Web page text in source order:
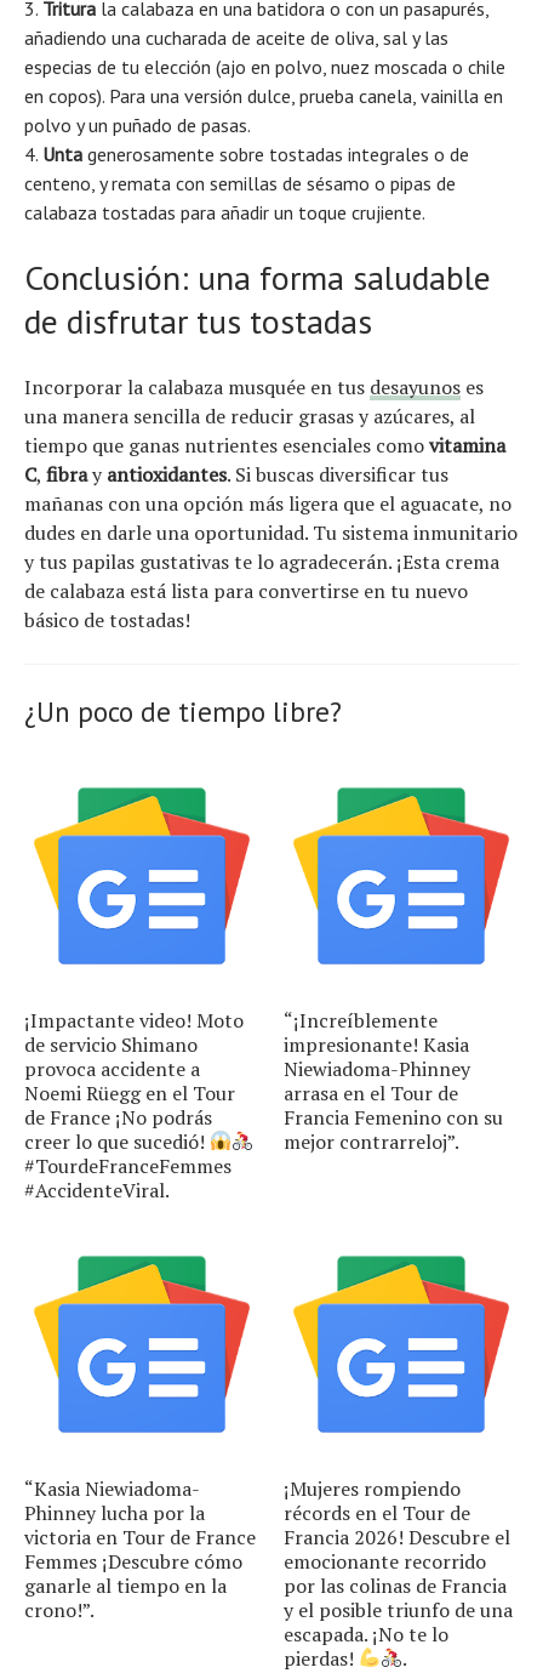
Tritura la calabaza en una batidora o con un pasapurés,
añadiendo una cucharada de aceite de oliva, sal y las
especias de tu elección (ajo en polvo, nuez moscada o chile
en copos). Para una versión dulce, prueba canela, vainilla en
polvo y un puñado de pasas.
Unta generosamente sobre tostadas integrales o de
centeno, y remata con semillas de sésamo o pipas de
calabaza tostadas para añadir un toque crujiente.
Conclusión: una forma saludable
de disfrutar tus tostadas
Incorporar la calabaza musquée en tus desayunos es
una manera sencilla de reducir grasas y azúcares, al
tiempo que ganas nutrientes esenciales comovitamina
C, fibrayantioxidantes. Si buscas diversificar tus
mañanas con una opción más ligera que el aguacate, no
dudes en darle una oportunidad. Tu sistema inmunitario
y tus papilas gustativas te lo agradecerán. ¡Esta crema
de calabaza está lista para convertirse en tu nuevo
básico de tostadas!
¿Un poco de tiempo libre?
¡Impactante video! Moto
de servicio Shimano
provoca accidente a
Noemi Rüegg en el Tour
de France ¡No podrás
creer lo que sucedió!
#TourdeFranceFemmes
#AccidenteViral.
“¡Increíblemente
impresionante! Kasia
Niewiadoma-Phinney
arrasa en el Tour de
Francia Femenino con su
mejor contrarreloj”.
“Kasia Niewiadoma-
Phinney lucha por la
victoria en Tour de France
Femmes ¡Descubre cómo
ganarle al tiempo en la
crono!”.
¡Mujeres rompiendo
récords en el Tour de
Francia 2026! Descubre el
emocionante recorrido
por las colinas de Francia
y el posible triunfo de una
escapada. ¡No te lo
pierdas!
.